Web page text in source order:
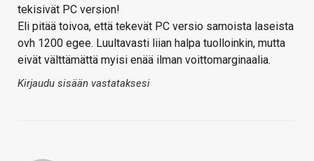
tekisivät PC version!
Eli pitää toivoa, että tekevät PC versio samoista laseista
ovh 1200 egee. Luultavasti liian halpa tuolloinkin, mutta
eivät välttämättä myisi enää ilman voittomarginaalia.
Kirjaudu sisään vastataksesi